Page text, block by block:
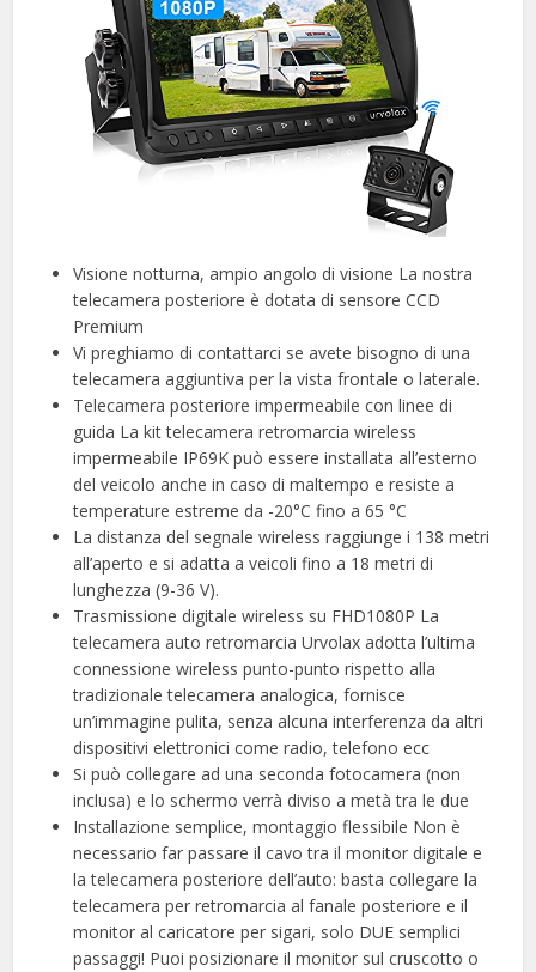
Visione notturna, ampio angolo di visione La nostra
telecamera posteriore è dotata di sensore CCD
Premium
Vi preghiamo di contattarci se avete bisogno di una
telecamera aggiuntiva per la vista frontale o laterale.
Telecamera posteriore impermeabile con linee di
guida La kit telecamera retromarcia wireless
impermeabile IP69K può essere installata all’esterno
del veicolo anche in caso di maltempo e resiste a
temperature estreme da -20°C fino a 65 °C
La distanza del segnale wireless raggiunge i 138 metri
all’aperto e si adatta a veicoli fino a 18 metri di
lunghezza (9-36 V).
Trasmissione digitale wireless su FHD1080P La
telecamera auto retromarcia Urvolax adotta l’ultima
connessione wireless punto-punto rispetto alla
tradizionale telecamera analogica, fornisce
un’immagine pulita, senza alcuna interferenza da altri
dispositivi elettronici come radio, telefono ecc
Si può collegare ad una seconda fotocamera (non
inclusa) e lo schermo verrà diviso a metà tra le due
Installazione semplice, montaggio flessibile Non è
necessario far passare il cavo tra il monitor digitale e
la telecamera posteriore dell’auto: basta collegare la
telecamera per retromarcia al fanale posteriore e il
monitor al caricatore per sigari, solo DUE semplici
passaggi! Puoi posizionare il monitor sul cruscotto o